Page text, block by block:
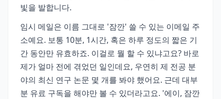
빛을 발합니다.
임시 메일은 이름 그대로 '잠깐' 쓸 수 있는 이메일 주
소예요. 보통 10분, 1시간, 혹은 하루 정도의 짧은 기
간 동안만 유효하죠. 이걸로 뭘 할 수 있냐고요? 바로
제가 얼마 전에 겪었던 일인데요, 우연히 제 전공 분
야의 최신 연구 논문 몇 개를 봐야 했어요. 근데 대부
분 유료 구독을 해야만 볼 수 있더라고요. '에이, 잠깐